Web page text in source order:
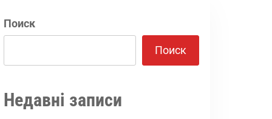
Поиск
Поиск
Недавні записи